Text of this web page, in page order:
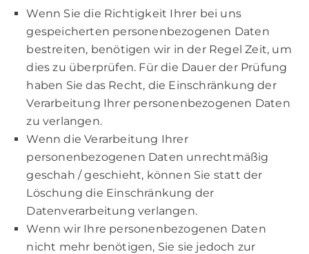
Wenn Sie die Richtigkeit Ihrer bei uns
gespeicherten personenbezogenen Daten
bestreiten, benötigen wir in der Regel Zeit, um
dies zu überprüfen. Für die Dauer der Prüfung
haben Sie das Recht, die Einschränkung der
Verarbeitung Ihrer personenbezogenen Daten
zu verlangen.
Wenn die Verarbeitung Ihrer
personenbezogenen Daten unrechtmäßig
geschah / geschieht, können Sie statt der
Löschung die Einschränkung der
Datenverarbeitung verlangen.
Wenn wir Ihre personenbezogenen Daten
nicht mehr benötigen, Sie sie jedoch zur